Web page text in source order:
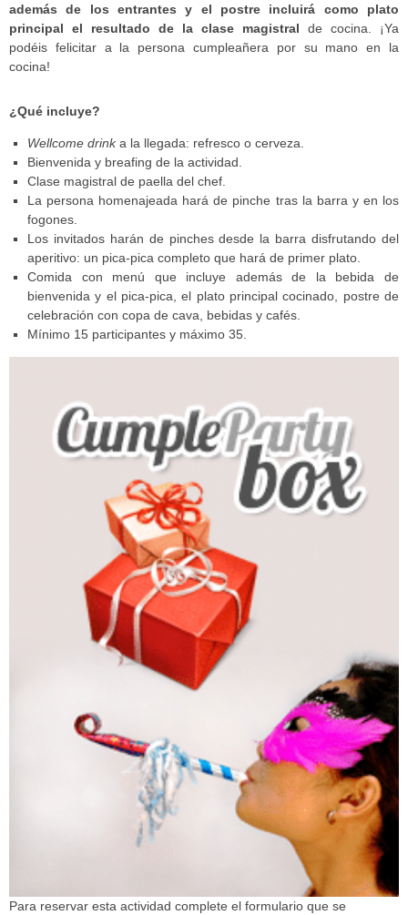
además de los entrantes y el postre incluirá como plato
principal el resultado de la clase magistral de cocina. ¡Ya
podéis felicitar a la persona cumpleañera por su mano en la
cocina!
¿Qué incluye?
Wellcome drinka la llegada: refresco o cerveza.
Bienvenida y breafing de la actividad.
Clase magistral de paella del chef.
La persona homenajeada hará de pinche tras la barra y en los
fogones.
Los invitados harán de pinches desde la barra disfrutando del
aperitivo: un pica-pica completo que hará de primer plato.
Comida con menú que incluye además de la bebida de
bienvenida y el pica-pica, el plato principal cocinado, postre de
celebración con copa de cava, bebidas y cafés.
Mínimo 15 participantes y máximo 35.
Para reservar esta actividad complete el formulario que se